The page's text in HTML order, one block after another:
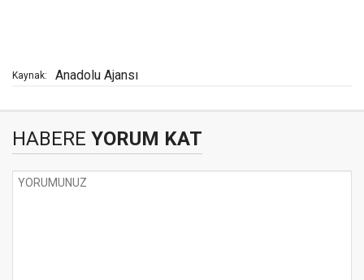
Kaynak: Anadolu Ajansı
HABERE YORUM KAT